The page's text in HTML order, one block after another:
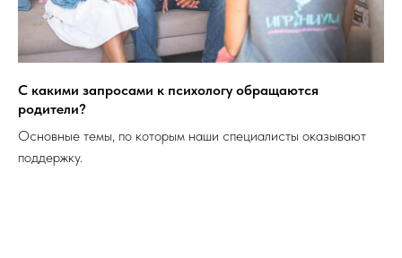
С какими запросами к психологу обращаются
родители?
Основные темы, по которым наши специалисты оказывают
поддержку.